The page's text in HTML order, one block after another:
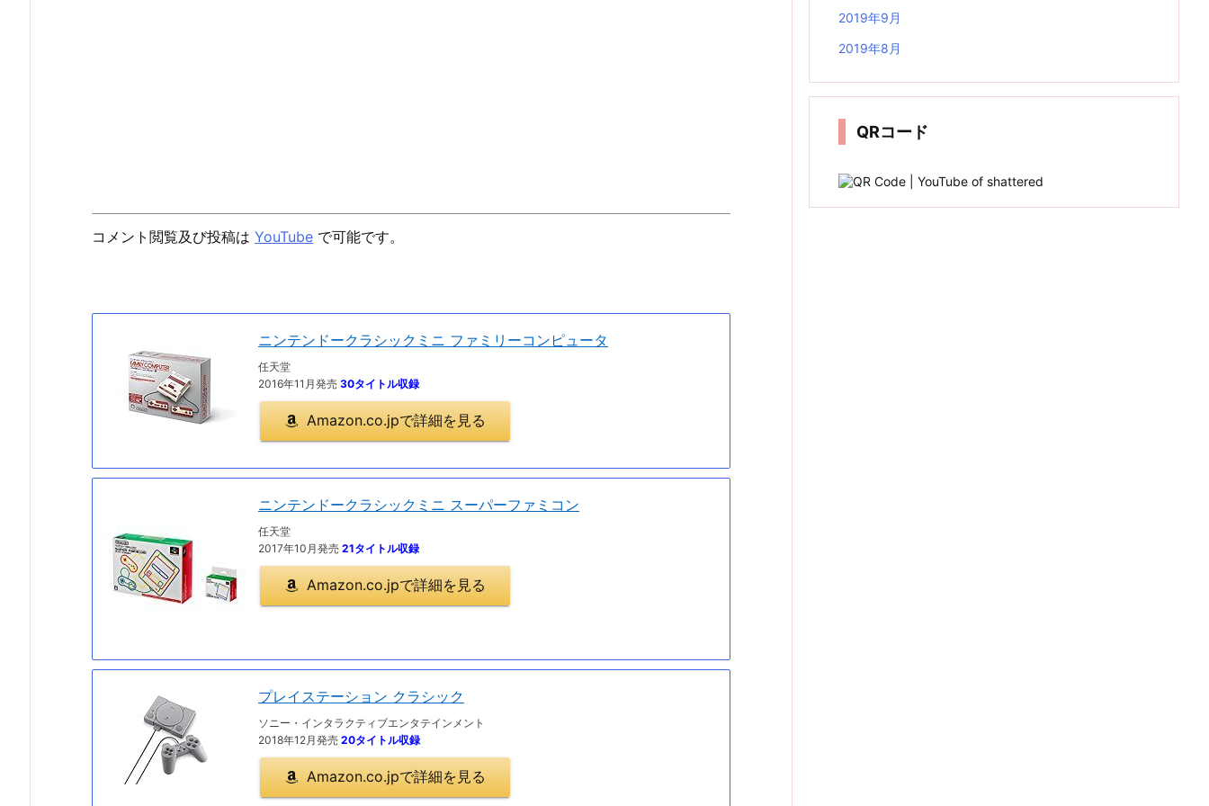
コメント閲覧及び投稿は YouTube で可能です。
ニンテンドークラシックミニ ファミリーコンピュータ
任天堂
2016年11月発売 30タイトル収録
Amazon.co.jpで詳細を見る
ニンテンドークラシックミニ スーパーファミコン
任天堂
2017年10月発売 21タイトル収録
Amazon.co.jpで詳細を見る
プレイステーション クラシック
ソニー・インタラクティブエンタテインメント
2018年12月発売 20タイトル収録
Amazon.co.jpで詳細を見る
2019年9月
2019年8月
QRコード